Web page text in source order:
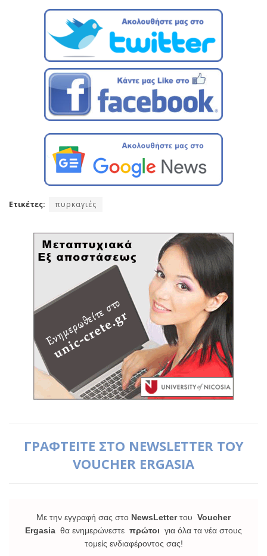
Ετικέτες: πυρκαγιές
ΓΡΑΦΤΕΙΤΕ ΣΤΟ NEWSLETTER ΤΟΥ
VOUCHER ERGASIA
Με την εγγραφή σας στο NewsLetterτου Voucher
Ergasia θα ενημερώνεστε πρώτοι για όλα τα νέα στους
τομείς ενδιαφέροντος σας!